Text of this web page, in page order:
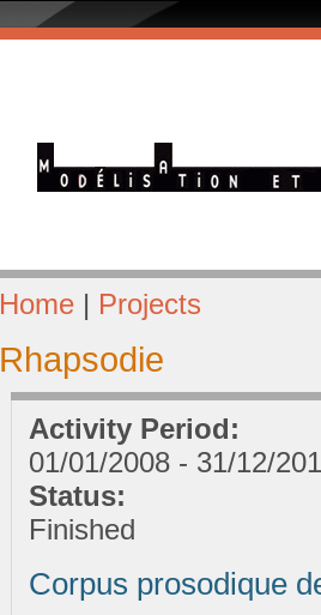
Home | Projects
Rhapsodie
Activity Period:
01/01/2008 - 31/12/
Status:
Finished
Corpus prosodique